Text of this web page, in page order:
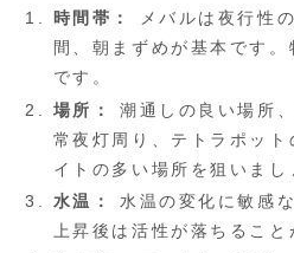
時間帯：
メバルは夜行性
間、朝まずめが基本です。
です。
場所：
潮通しの良い場所
常夜灯周り、テトラポッ
イトの多い場所を狙いまし
水温：
水温の変化に敏感
上昇後は活性が落ちること